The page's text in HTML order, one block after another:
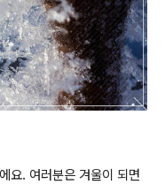
요. 여러분은 겨울이 되면